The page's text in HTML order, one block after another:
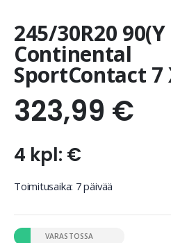
245/30R20 90(Y
Continental
SportContact 7
323,99 €
4 kpl: €
Toimitusaika: 7 päivää
VARASTOSSA